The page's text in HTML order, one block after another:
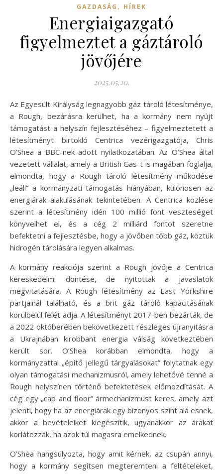
GAZDASÁG , HÍREK
Energiaigazgató
figyelmeztet a gáztároló
jövőjére
2025.05.20.
Az Egyesült Királyság legnagyobb gáz tároló létesítménye,
a Rough, bezárásra kerülhet, ha a kormány nem nyújt
támogatást a helyszín fejlesztéséhez – figyelmeztetett a
létesítményt birtokló Centrica vezérigazgatója, Chris
O’Shea a BBC-nek adott nyilatkozatában. Az O’Shea által
vezetett vállalat, amely a British Gas-t is magában foglalja,
elmondta, hogy a Rough tároló létesítmény működése
„leáll” a kormányzati támogatás hiányában, különösen az
energiárak alakulásának tekintetében. A Centrica közlése
szerint a létesítmény idén 100 millió font veszteséget
könyvelhet el, és a cég 2 milliárd fontot szeretne
befektetni a fejlesztésbe, hogy a jövőben több gáz, köztük
hidrogén tárolására legyen alkalmas.
A kormány reakciója szerint a Rough jövője a Centrica
kereskedelmi döntése, de nyitottak a javaslatok
megvitatására. A Rough létesítmény az East Yorkshire
partjainál található, és a brit gáz tároló kapacitásának
körülbelül felét adja. A létesítményt 2017-ben bezárták, de
a 2022 októberében bekövetkezett részleges újranyitásra
a Ukrajnában kirobbant energia válság következtében
került sor. O’Shea korábban elmondta, hogy a
kormányzattal „építő jellegű tárgyalásokat” folytatnak egy
olyan támogatási mechanizmusról, amely lehetővé tenné a
Rough helyszínen történő befektetések előmozdítását. A
cég egy „cap and floor” ármechanizmust keres, amely azt
jelenti, hogy ha az energiárak egy bizonyos szint alá esnek,
akkor a bevételeiket kiegészítik, ugyanakkor az árakat
korlátozzák, ha azok túl magasra emelkednek.
O’Shea hangsúlyozta, hogy amit kérnek, az csupán annyi,
hogy a kormány segítsen megteremteni a feltételeket,